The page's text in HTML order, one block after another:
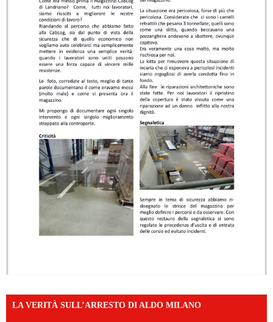
LA VERITÀ SULL’ARRESTO DI ALDO MILANO